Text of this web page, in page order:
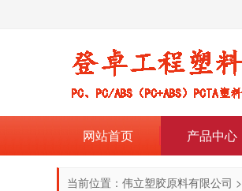
网站首页 产品中心
当前位置： 伟立塑胶原料有限公司 >